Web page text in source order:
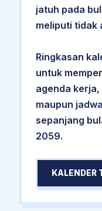
jatuh pada
meliputi tidak
Ringkasan
untuk
agenda
maupun
sepanjang
2059.
KALENDER